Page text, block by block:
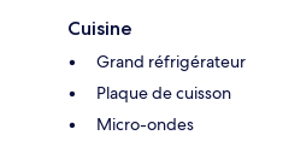
Cuisine
Grand réfrigérateur
Plaque de cuisson
Micro-ondes